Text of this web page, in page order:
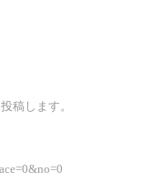
稿します。